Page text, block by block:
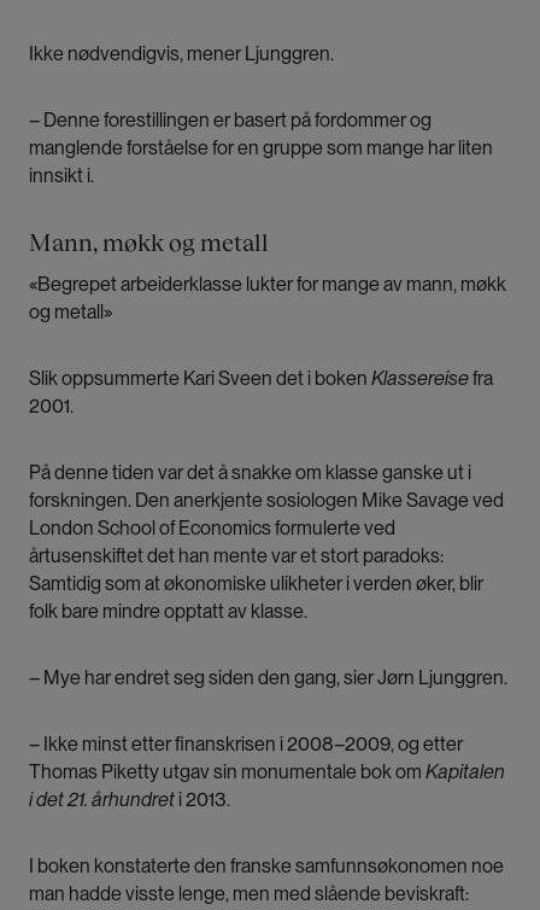
Ikke nødvendigvis, mener Ljunggren.
– Denne forestillingen er basert på fordommer og
manglende forståelse for en gruppe som mange har liten
innsikt i.
Mann, møkk og metall
«Begrepet arbeiderklasse lukter for mange av mann, møkk
og metall»
Slik oppsummerte Kari Sveen det i boken Klassereisefra
2001.
På denne tiden var det å snakke om klasse ganske ut i
forskningen. Den anerkjente sosiologen Mike Savage ved
London School of Economics formulerte ved
årtusenskiftet det han mente var et stort paradoks:
Samtidig som at økonomiske ulikheter i verden øker, blir
folk bare mindre opptatt av klasse.
– Mye har endret seg siden den gang, sier Jørn Ljunggren.
– Ikke minst etter finanskrisen i 2008–2009, og etter
Thomas Piketty utgav sin monumentale bok om Kapitalen
i det 21. århundret i 2013.
I boken konstaterte den franske samfunnsøkonomen noe
man hadde visste lenge, men med slående beviskraft: